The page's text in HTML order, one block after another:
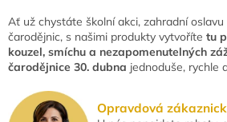
i
s
u
Ať už chystáte školní akci, zahradní
čarodějnic, s našimi produkty vytvoříte tu
kouzel, smíchu a nezapomenutelných
čarodějnice 30. dubna jednoduše, rychle
Opravdová